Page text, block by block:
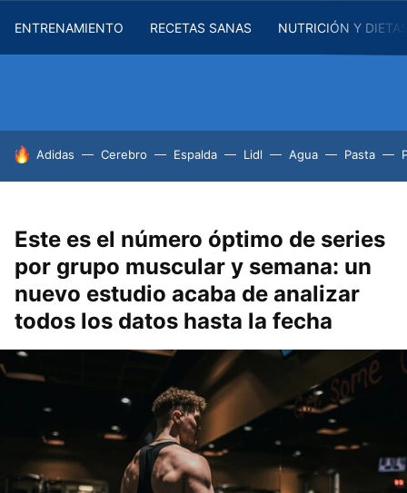
ENTRENAMIENTO RECETAS SANAS NUTRICIÓN Y
HOY SE HABLA DE
Adidas Cerebro Espalda Lidl Agua Pasta
Este es el número óptimo de series
por grupo muscular y semana: un
nuevo estudio acaba de analizar
todos los datos hasta la fecha